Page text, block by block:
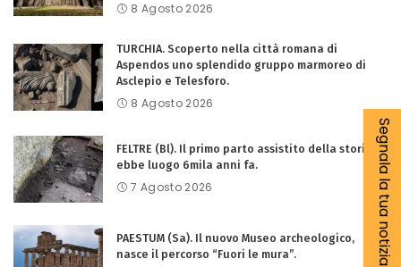
8 Agosto 2026
TURCHIA. Scoperto nella città romana di
Aspendos uno splendido gruppo marmoreo di
Asclepio e Telesforo.
8 Agosto 2026
FELTRE (Bl). Il primo parto assistito della storia
ebbe luogo 6mila anni fa.
7 Agosto 2026
PAESTUM (Sa). Il nuovo Museo archeologico,
nasce il percorso “Fuori le mura”.
Segnala la tua notizia